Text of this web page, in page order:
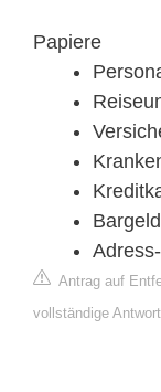
Papiere
Antrag auf
vollständige